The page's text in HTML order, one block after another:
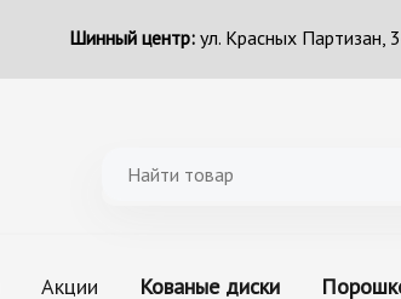
Шинный центр:ул. Красных Партизан,
Акции Кованые диски